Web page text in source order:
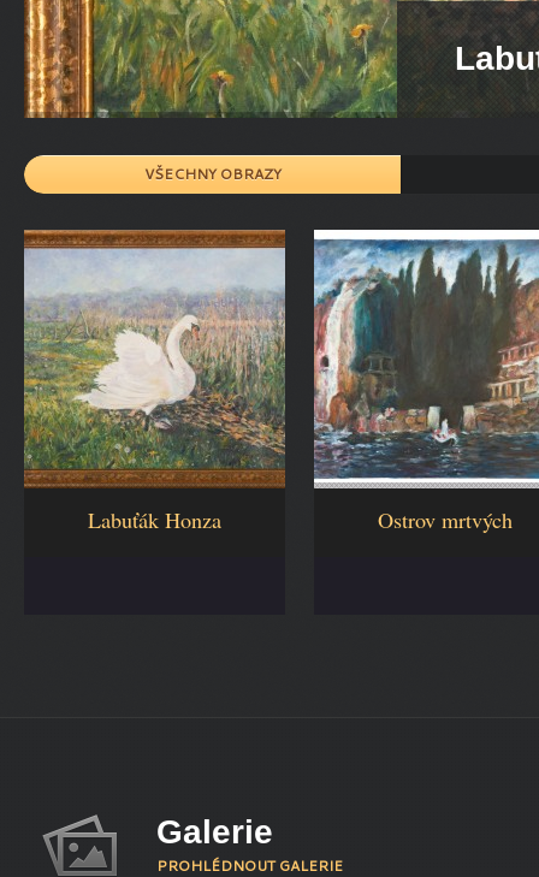
VŠECHNY OBRAZY
Labuťák Honza Ostrov mrtvých
Galerie
PROHLÉDNOUT GALERIE